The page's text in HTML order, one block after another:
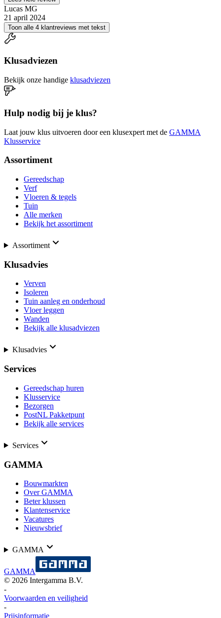
Lucas MG
21 april 2024
Toon alle 4 klantreviews met tekst
Klusadviezen
Bekijk onze handige klusadviezen
Hulp nodig bij je klus?
Laat jouw klus uitvoeren door een klusexpert met de GAMMA
Klusservice
Assortiment
Gereedschap
Verf
Vloeren & tegels
Tuin
Alle merken
Bekijk het assortiment
Assortiment
Klusadvies
Verven
Isoleren
Tuin aanleg en onderhoud
Vloer leggen
Wanden
Bekijk alle klusadviezen
Klusadvies
Services
Gereedschap huren
Klusservice
Bezorgen
PostNL Pakketpunt
Bekijk alle services
Services
GAMMA
Bouwmarkten
Over GAMMA
Beter klussen
Klantenservice
Vacatures
Nieuwsbrief
GAMMA
GAMMA
© 2026 Intergamma B.V.
-
Voorwaarden en veiligheid
-
Prijsinformatie